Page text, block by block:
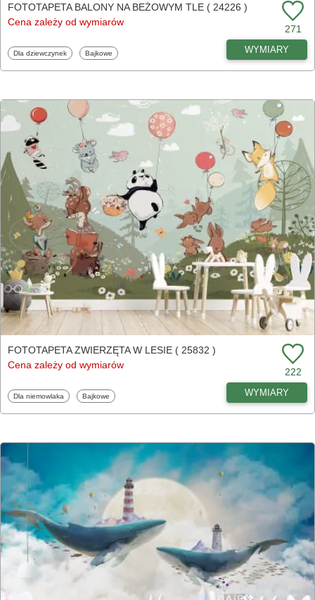
FOTOTAPETA BALONY NA BEŻOWYM TLE ( 24226 )
Cena zależy od wymiarów
271
Fototapety
Dla dziewczynek Fototapety
Bajkowe WYMIARY
FOTOTAPETA ZWIERZĘTA W LESIE ( 25832 )
Cena zależy od wymiarów
222
Fototapety
Dla niemowlaka Fototapety
Bajkowe WYMIARY